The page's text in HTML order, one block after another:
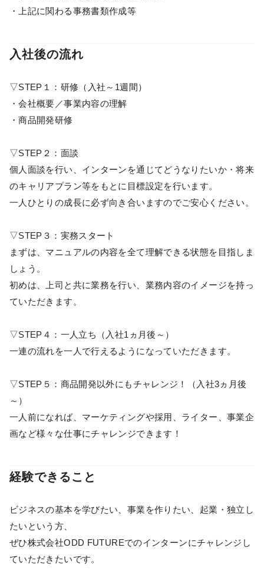
・上記に関わる事務書類作成等
入社後の流れ
▽STEP１：研修（入社～1週間）
・会社概要／事業内容の理解
・商品開発研修
▽STEP２：面談
個人面談を行い、インターンを通じてどうなりたいか・将来
のキャリアプラン等をもとに目標設定を行います。
一人ひとりの成長に必ず向き合いますのでご安心ください。
▽STEP３：実務スタート
まずは、マニュアルの内容を全て理解できる状態を目指しま
しょう。
初めは、上司と共に業務を行い、業務内容のイメージを持っ
ていただきます。
▽STEP４：一人立ち（入社1ヵ月後～）
一連の流れを一人で行えるようになっていただきます。
▽STEP５：商品開発以外にもチャレンジ！（入社3ヵ月後
～）
一人前になれば、マーケティングや採用、ライター、事業企
画など様々な仕事にチャレンジできます！
経験できること
ビジネスの基本を学びたい、事業を作りたい、起業・独立し
たいという方、
ぜひ株式会社ODD FUTUREでのインターンにチャレンジし
ていただきたいです。